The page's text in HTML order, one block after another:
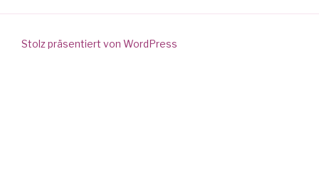
Stolz präsentiert von WordPress